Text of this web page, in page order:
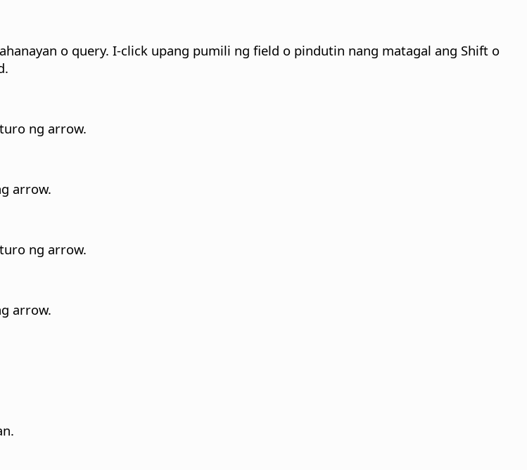
o query. I-click upang pumili ng field o pindutin nang matagal ang Shift o
ng arrow.
arrow.
ng arrow.
arrow.